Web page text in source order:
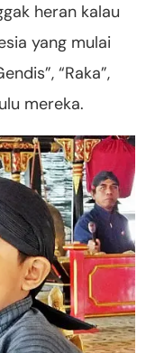
heran kalau
yang mulai
“Raka”,
mereka.